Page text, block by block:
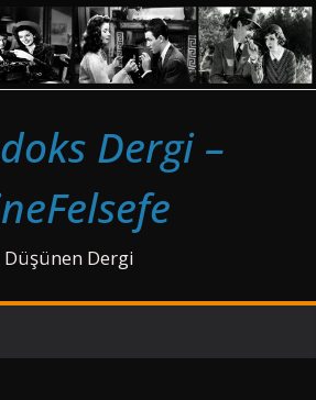
Dergi –
Düşünen Dergi